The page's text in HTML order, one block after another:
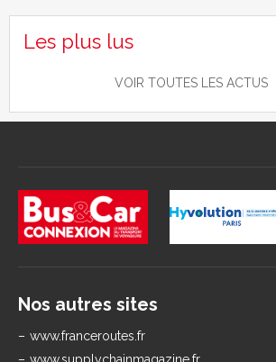
Les plus lus
VOIR TOUTES LES ACTUS
Nos autres sites
www.franceroutes.fr